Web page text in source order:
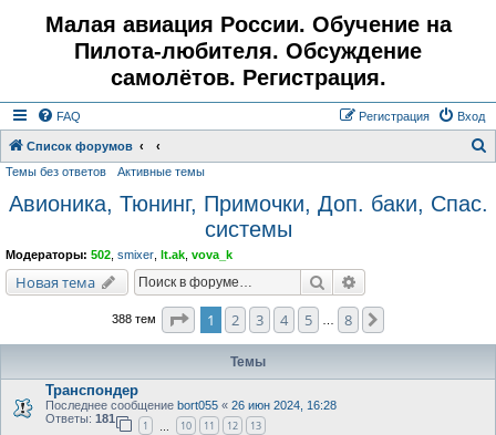
Малая авиация России. Обучение на
Пилота-любителя. Обсуждение
самолётов. Регистрация.
FAQ Вход
Регистрация
Список форумов
Темы без ответов Активные темы
Авионика, Тюнинг, Примочки, Доп. баки, Спас.
системы
Модераторы: 502 smixer lt.ak vova_k
Новая тема Поиск
388 тем Страница1 из
1 2 3 4 5 8
Темы
Транспондер
Последнее сообщение bort055 « 26 июн 2024, 16:28
Ответы: 181
1 10 11 12 13